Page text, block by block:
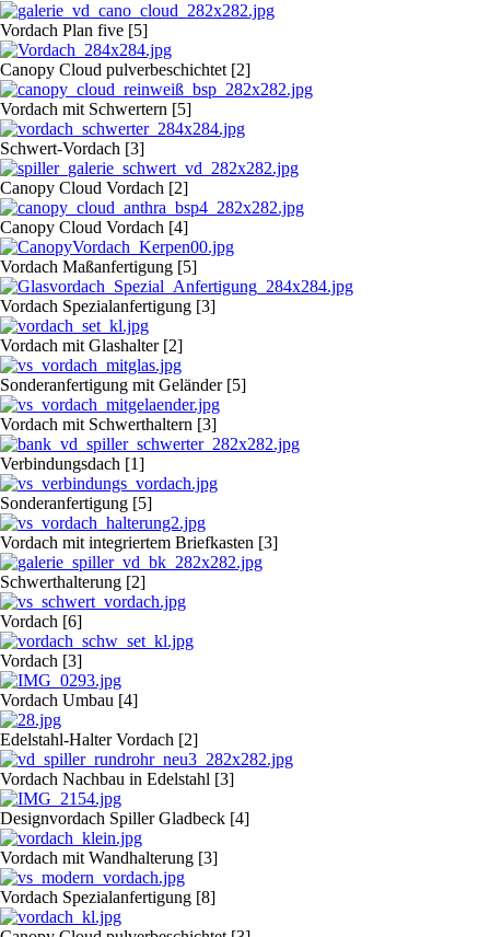
Vordach Plan five [5]
Canopy Cloud pulverbeschichtet [2]
Vordach mit Schwertern [5]
Schwert-Vordach [3]
Canopy Cloud Vordach [2]
Canopy Cloud Vordach [4]
Vordach Maßanfertigung [5]
Vordach Spezialanfertigung [3]
Vordach mit Glashalter [2]
Sonderanfertigung mit Geländer [5]
Vordach mit Schwerthaltern [3]
Verbindungsdach [1]
Sonderanfertigung [5]
Vordach mit integriertem Briefkasten [3]
Schwerthalterung [2]
Vordach [6]
Vordach [3]
Vordach Umbau [4]
Edelstahl-Halter Vordach [2]
Vordach Nachbau in Edelstahl [3]
Designvordach Spiller Gladbeck [4]
Vordach mit Wandhalterung [3]
Vordach Spezialanfertigung [8]